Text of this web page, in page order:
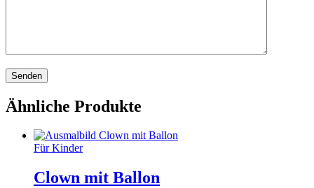
Ähnliche Produkte
Für Kinder
Clown mit Ballon